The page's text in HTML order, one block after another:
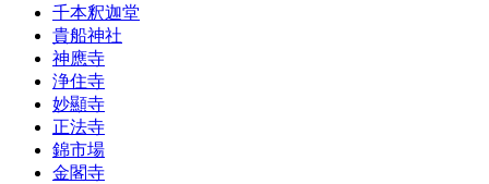
千本釈迦堂
貴船神社
神應寺
浄住寺
妙顯寺
正法寺
錦市場
金閣寺